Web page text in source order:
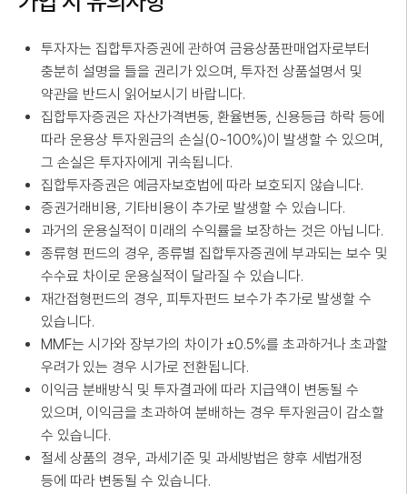
투자자는 집합투자증권에 관하여 금융상품판매업자로부터
충분히 설명을 들을 권리가 있으며, 투자전 상품설명서 및
약관을 반드시 읽어보시기 바랍니다.
집합투자증권은 자산가격변동, 환율변동, 신용등급 하락 등에
따라 운용상 투자원금의 손실(0~100%)이 발생할 수 있으며,
그 손실은 투자자에게 귀속됩니다.
집합투자증권은 예금자보호법에 따라 보호되지 않습니다.
증권거래비용, 기타비용이 추가로 발생할 수 있습니다.
과거의 운용실적이 미래의 수익률을 보장하는 것은 아닙니다.
종류형 펀드의 경우, 종류별 집합투자증권에 부과되는 보수 및
수수료 차이로 운용실적이 달라질 수 있습니다.
재간접형펀드의 경우, 피투자펀드 보수가 추가로 발생할 수
있습니다.
MMF는 시가와 장부가의 차이가 ±0.5%를 초과하거나 초과할
우려가 있는 경우 시가로 전환됩니다.
이익금 분배방식 및 투자결과에 따라 지급액이 변동될 수
있으며, 이익금을 초과하여 분배하는 경우 투자원금이 감소할
수 있습니다.
절세 상품의 경우, 과세기준 및 과세방법은 향후 세법개정
등에 따라 변동될 수 있습니다.